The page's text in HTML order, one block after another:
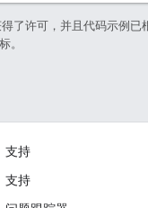
了许可，并且代码示例已
。
支持
支持